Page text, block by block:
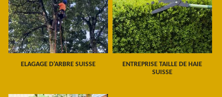
ELAGAGE D'ARBRE SUISSE
ENTREPRISE TAILLE DE HAIE
SUISSE